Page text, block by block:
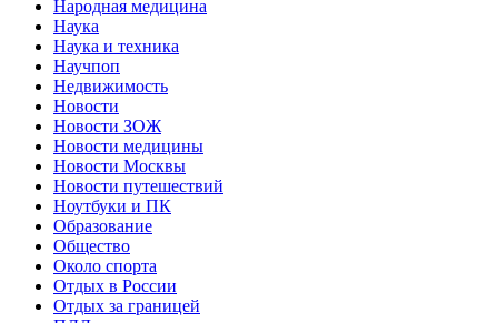
Народная медицина
Наука
Наука и техника
Научпоп
Недвижимость
Новости
Новости ЗОЖ
Новости медицины
Новости Москвы
Новости путешествий
Ноутбуки и ПК
Образование
Общество
Около спорта
Отдых в России
Отдых за границей